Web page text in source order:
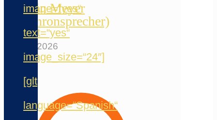
image=“yes“
text=“yes“
image_size=“24″]
[glt
language=“Spanish“
Jermain Meyer
(Synchronsprecher)
12. Mai 2026